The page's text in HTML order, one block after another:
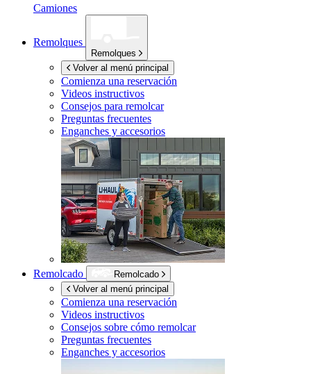
Camiones
Remolques
Remolques
Volver al menú principal
Comienza una reservación
Videos instructivos
Consejos para remolcar
Preguntas frecuentes
Enganches y accesorios
Remolcado
Remolcado
Volver al menú principal
Comienza una reservación
Videos instructivos
Consejos sobre cómo remolcar
Preguntas frecuentes
Enganches y accesorios